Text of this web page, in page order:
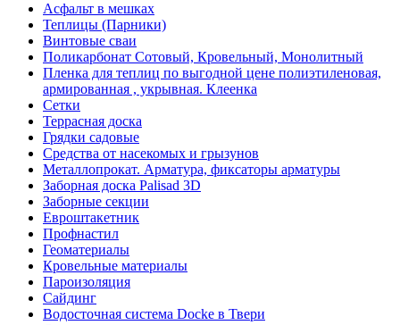
Асфальт в мешках
Теплицы (Парники)
Винтовые сваи
Поликарбонат Сотовый, Кровельный, Монолитный
Пленка для теплиц по выгодной цене полиэтиленовая,
армированная , укрывная. Клеенка
Сетки
Террасная доска
Грядки садовые
Средства от насекомых и грызунов
Металлопрокат. Арматура, фиксаторы арматуры
Заборная доска Palisad 3D
Заборные секции
Евроштакетник
Профнастил
Геоматериалы
Кровельные материалы
Пароизоляция
Сайдинг
Водосточная система Docke в Твери